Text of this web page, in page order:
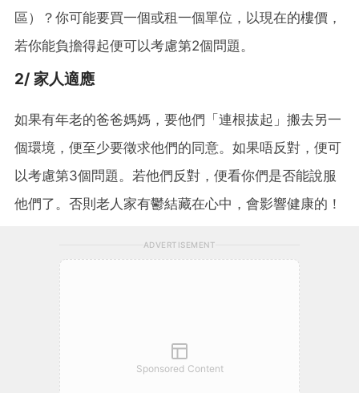
區）？你可能要買一個或租一個單位，以現在的樓價，
若你能負擔得起便可以考慮第2個問題。
2/ 家人適應
如果有年老的爸爸媽媽，要他們「連根拔起」搬去另一
個環境，便至少要徵求他們的同意。如果唔反對，便可
以考慮第3個問題。若他們反對，便看你們是否能說服
他們了。否則老人家有鬱結藏在心中，會影響健康的！
ADVERTISEMENT
Sponsored Content